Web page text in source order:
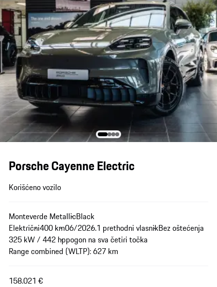
Porsche Cayenne Electric
Korišćeno vozilo
Monteverde MetallicBlack
Električni400 km06/2026.1 prethodni vlasnikBez oštećenja
325 kW / 442 hppogon na sva četiri točka
Range combined (WLTP): 627 km
158.021 €